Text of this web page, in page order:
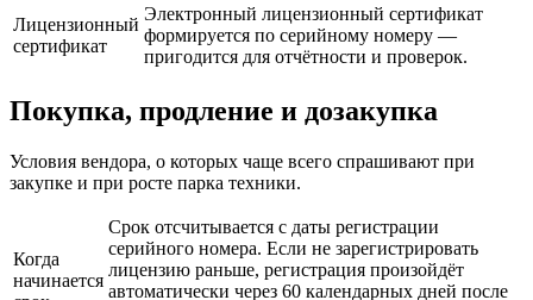
Лицензионный
сертификат
Электронный лицензионный сертификат
формируется по серийному номеру —
пригодится для отчётности и проверок.
Покупка, продление и дозакупка
Условия вендора, о которых чаще всего спрашивают при
закупке и при росте парка техники.
Когда
начинается
Срок отсчитывается с даты регистрации
серийного номера. Если не зарегистрировать
лицензию раньше, регистрация произойдёт
автоматически через 60 календарных дней после